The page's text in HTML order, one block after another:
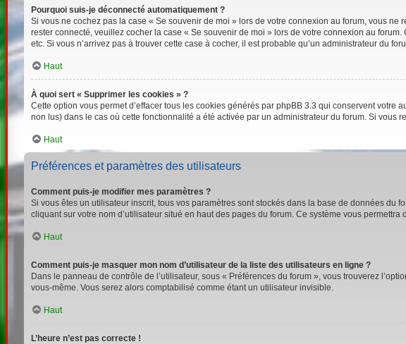
Pourquoi suis-je déconnecté automatiquement ?
Si vous ne cochez pas la case « Se souvenir de moi » lors de votre connexion au forum, vous
rester connecté, veuillez cocher la case « Se souvenir de moi » lors de votre connexion au
etc. Si vous n’arrivez pas à trouver cette case à cocher, il est probable qu’un administrateur du
Haut
À quoi sert « Supprimer les cookies » ?
Cette option vous permet d’effacer tous les cookies générés par phpBB 3.3 qui conservent votre
non lus) dans le cas où cette fonctionnalité a été activée par un administrateur du forum. Si
Haut
Préférences et paramètres des utilisateurs
Comment puis-je modifier mes paramètres ?
Si vous êtes un utilisateur inscrit, tous vos paramètres sont stockés dans la base de données du
cliquant sur votre nom d’utilisateur situé en haut des pages du forum. Ce système vous
Haut
Comment puis-je masquer mon nom d’utilisateur de la liste des utilisateurs en ligne ?
Dans le panneau de contrôle de l’utilisateur, sous « Préférences du forum », vous trouverez
vous-même. Vous serez alors comptabilisé comme étant un utilisateur invisible.
Haut
L’heure n’est pas correcte !